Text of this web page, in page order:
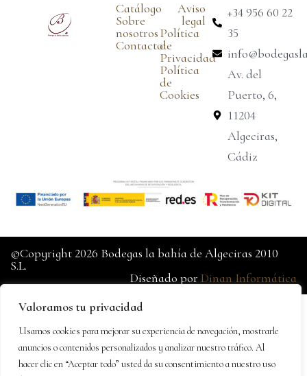
Valoramos tu privacidad
Usamos cookies para mejorar su experiencia de navegación, mostrarle
anuncios o contenidos personalizados y analizar nuestro tráfico. Al
hacer clic en “Aceptar todo” usted da su consentimiento a nuestro uso
Catálogo
Sobre
nosotros
Contacto
Aviso
legal
Política
de
Privacidad
Política
de
Cookies
+34 956 60 22
35
Av. del
Puerto, 6,
11204
Algeciras,
Cádiz
©Copyright 2026 Bodegas la bahía de Algeciras 2010
S.L.
Diseñado por Dinan Informática